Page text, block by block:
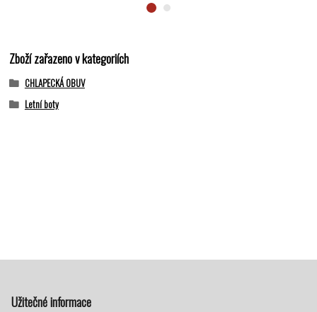
Zboží zařazeno v kategoriích
CHLAPECKÁ OBUV
Letní boty
Užitečné informace